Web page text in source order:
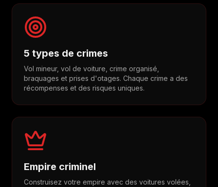
5 types de crimes
Vol mineur, vol de voiture, crime organisé,
braquages et prises d'otages. Chaque crime a des
récompenses et des risques uniques.
Empire criminel
Construisez votre empire avec des voitures volées,